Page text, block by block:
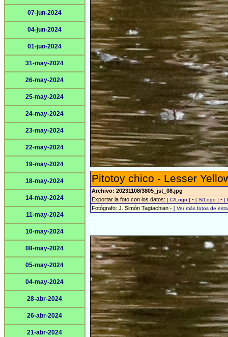
07-jun-2024
04-jun-2024
01-jun-2024
31-may-2024
26-may-2024
25-may-2024
24-may-2024
23-may-2024
22-may-2024
19-may-2024
18-may-2024
14-may-2024
11-may-2024
10-may-2024
08-may-2024
05-may-2024
04-may-2024
28-abr-2024
26-abr-2024
21-abr-2024
Pitotoy chico - Lesser
Archivo: 20231108/3805_jst_08.jpg
Exportar la foto con los datos: [ C/Logo ] - [ S/Logo ] - [
Fotógrafo: J. Simón Tagtachian - [ Ver más fotos de